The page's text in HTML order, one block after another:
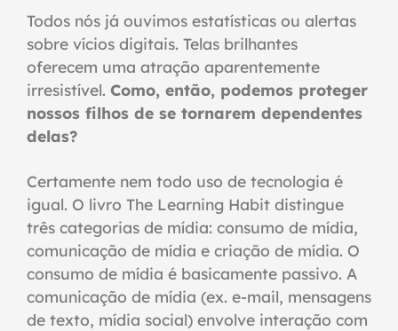
Todos nós já ouvimos estatísticas ou alertas
sobre vícios digitais. Telas brilhantes
oferecem uma atração aparentemente
irresistível. Como, então, podemos proteger
nossos filhos de se tornarem dependentes
delas?
Certamente nem todo uso de tecnologia é
igual. O livro The Learning Habit distingue
três categorias de mídia: consumo de mídia,
comunicação de mídia e criação de mídia. O
consumo de mídia é basicamente passivo. A
comunicação de mídia (ex. e-mail, mensagens
de texto, mídia social) envolve interação com